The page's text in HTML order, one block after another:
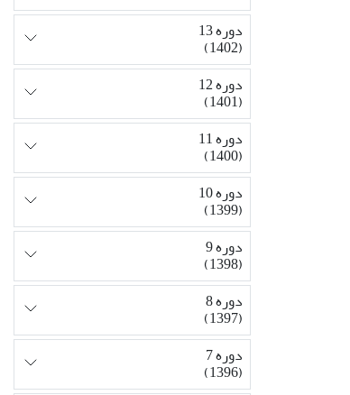
دوره 13
(1402)
دوره 12
(1401)
دوره 11
(1400)
دوره 10
(1399)
دوره 9
(1398)
دوره 8
(1397)
دوره 7
(1396)